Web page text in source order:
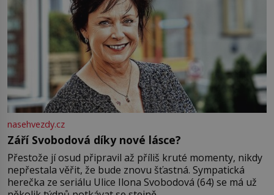
nasehvezdy.cz
Září Svobodová díky nové lásce?
Přestože jí osud připravil až příliš kruté momenty, nikdy
nepřestala věřit, že bude znovu šťastná. Sympatická
herečka ze seriálu Ulice Ilona Svobodová (64) se má už